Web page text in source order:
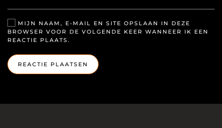
MIJN NAAM, E-MAIL EN SITE OPSLAAN IN DEZE
BROWSER VOOR DE VOLGENDE KEER WANNEER IK EEN
REACTIE PLAATS.
REACTIE PLAATSEN